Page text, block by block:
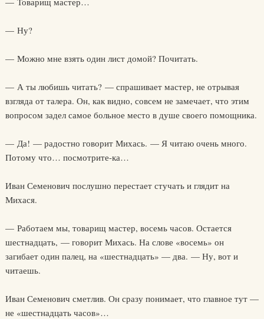
— Ну?
— Можно мне взять один лист домой? Почитать.
— А ты любишь читать? — спрашивает мастер, не отрывая
взгляда от талера. Он, как видно, совсем не замечает, что этим
вопросом задел самое больное место в душе своего помощника.
— Да! — радостно говорит Михась. — Я читаю очень много.
Потому что… посмотрите-ка…
Иван Семенович послушно перестает стучать и глядит на
Михася.
— Работаем мы, товарищ мастер, восемь часов. Остается
шестнадцать, — говорит Михась. На слове «восемь» он
загибает один палец, на «шестнадцать» — два. — Ну, вот и
читаешь.
Иван Семенович сметлив. Он сразу понимает, что главное тут —
не «шестнадцать часов»…